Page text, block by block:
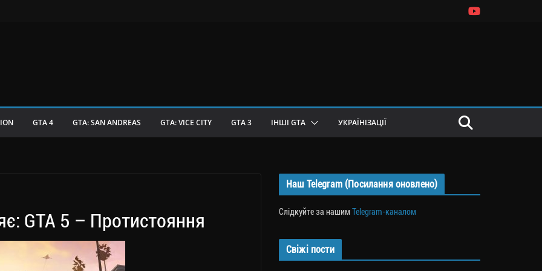
GTA 4 GTA: SAN ANDREAS GTA: VICE CITY GTA 3 ІНШІ GTA УКРАЇНІЗАЦІЇ
GTA 5 – Протистояння
Наш Telegram (Посилання оновлено)
Слідкуйте за нашимTelegram-каналом
Свіжі пости